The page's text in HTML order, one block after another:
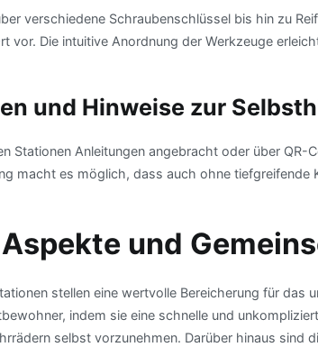
verschiedene Schraubenschlüssel bis hin zu
vor. Die intuitive Anordnung der Werkzeuge
und Hinweise zur
Stationen Anleitungen angebracht oder über QR-
macht es möglich, dass auch ohne tiefgreifende
und
stellen eine wertvolle Bereicherung für das
indem sie eine schnelle und
selbst vorzunehmen. Darüber hinaus sind